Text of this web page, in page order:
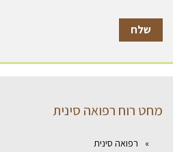
מחט רוח רפואה סינית
רפואה סינית